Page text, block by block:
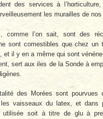
des services à
les murailles de nos
comme l’on sait, sont des
sont comestibles que chez un
et il y en a même qui sont
sert aux iles de la Sonde à
des Morées sont pourvues
vaisseaux du latex, et dans
utilisée soit à titre de glu à